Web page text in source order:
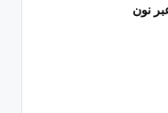
نون